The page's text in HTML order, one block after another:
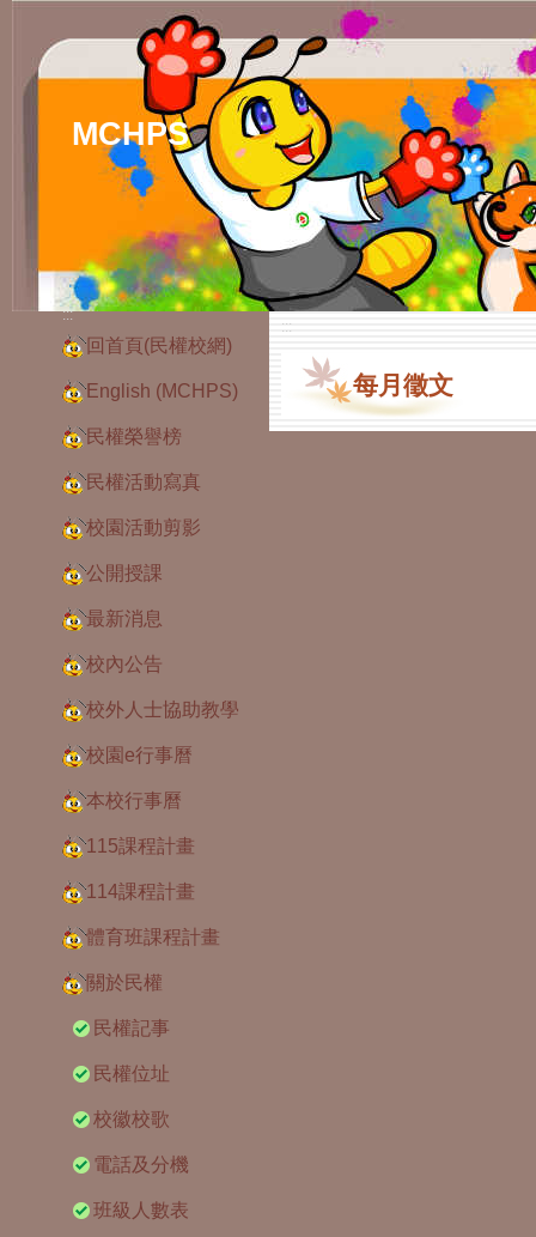
MCHPS
:::
回首頁(民權校網)
English (MCHPS)
民權榮譽榜
民權活動寫真
校園活動剪影
公開授課
最新消息
校內公告
校外人士協助教學
校園e行事曆
本校行事曆
115課程計畫
114課程計畫
體育班課程計畫
關於民權
民權記事
民權位址
校徽校歌
電話及分機
班級人數表
:::
每月徵文